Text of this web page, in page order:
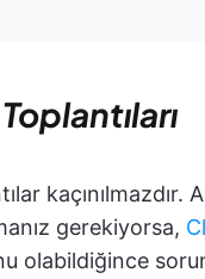
kaçınılmazdır.
gerekiyorsa,
olabildiğince